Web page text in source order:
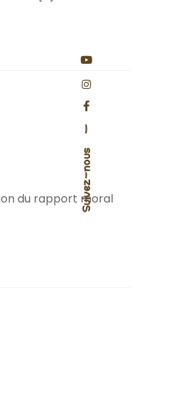
Suivez-nous
—
du rapport moral